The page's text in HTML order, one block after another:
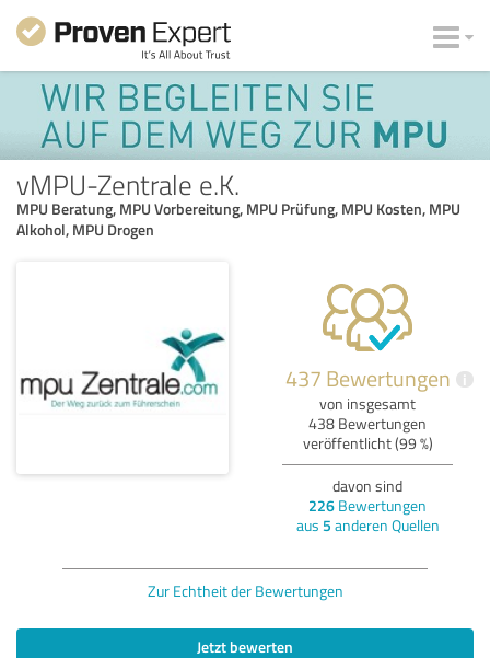
vMPU-Zentrale e.K.
MPU Beratung, MPU Vorbereitung, MPU Prüfung, MPU Kosten, MPU
Alkohol, MPU Drogen
437 Bewertungen i
von insgesamt
438 Bewertungen
veröffentlicht (99 %)
davon sind
226 Bewertungen
aus 5 anderen Quellen
Zur Echtheit der Bewertungen
Jetzt bewerten